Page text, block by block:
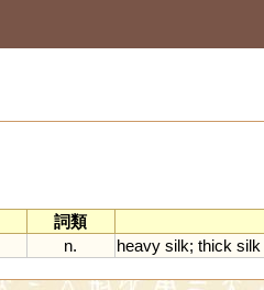
詞類
n. heavy silk; thick silk